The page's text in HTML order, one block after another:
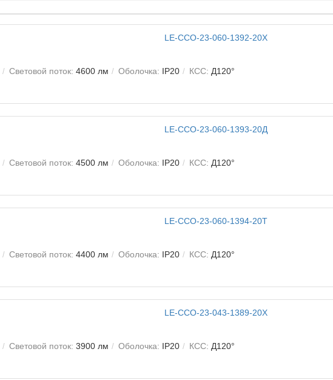
Световой поток: 4600 лм Оболочка: IP20 КСС: Д120°
Световой поток: 4500 лм Оболочка: IP20 КСС: Д120°
Световой поток: 4400 лм Оболочка: IP20 КСС: Д120°
Световой поток: 3900 лм Оболочка: IP20 КСС: Д120°